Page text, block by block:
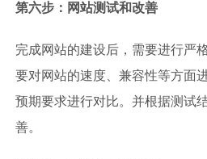
第六步：网站测试和改善
完成网站的建设后，需要进行严
要对网站的速度、兼容性等方面
预期要求进行对比。并根据测试
善。